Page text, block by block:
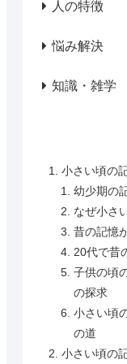
人の特徴
悩み解決
知識・雑学
小さい頃の
幼少期の
なぜ小さ
昔の記憶
20代で昔
子供の頃
の探求
小さい頃
の道
小さい頃の